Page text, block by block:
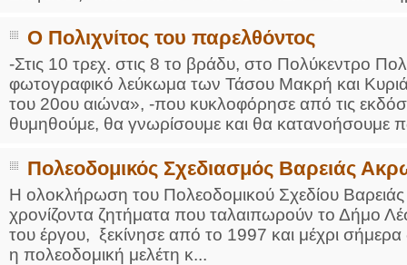
Ο Πολιχνίτος του παρελθόντος
-Στις 10 τρεχ. στις 8 το βράδυ, στο Πολύκεντρο
φωτογραφικό λεύκωμα των Τάσου Μακρή και
του 20ου αιώνα», -που κυκλοφόρησε από τις
θυμηθούμε, θα γνωρίσουμε και θα κατανοήσουμε
Πολεοδομικός Σχεδιασμός Βαρειάς
Η ολοκλήρωση του Πολεοδομικού Σχεδίου
χρονίζοντα ζητήματα που ταλαιπωρούν το Δήμο
του έργου, ξεκίνησε από το 1997 και μέχρι σήμερα
η πολεοδομική μελέτη κ...